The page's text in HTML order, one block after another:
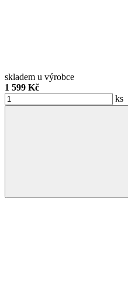
skladem u výrobce
1 599 Kč
ks